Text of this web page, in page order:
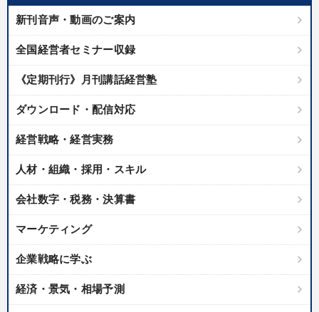
新刊音声・動画のご案内
全国経営者セミナー収録
《定期刊行》月刊講話経営塾
ダウンロード・配信対応
経営戦略・経営実務
人材・組織・採用・スキル
会社数字・税務・決算書
マーケティング
企業戦略に学ぶ
経済・景気・相場予測